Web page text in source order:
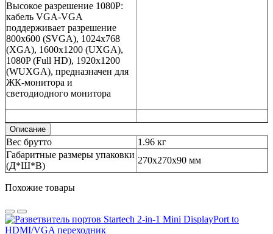
Высокое разрешение 1080P:
кабель VGA-VGA
поддерживает разрешение
800x600 (SVGA), 1024x768
(XGA), 1600x1200 (UXGA),
1080P (Full HD), 1920x1200
(WUXGA), предназначен для
ЖК-монитора и
светодиодного монитора
Описание
Вес брутто
1.96 кг
Габаритные размеры упаковки
(Д*Ш*В)
270х270х90 мм
Похожие товары